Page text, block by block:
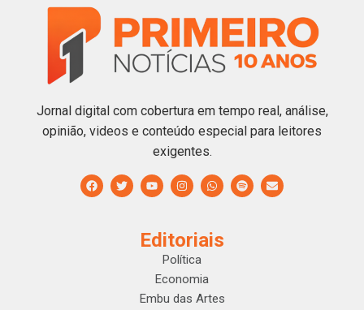
Jornal digital com cobertura em tempo real, análise,
opinião, videos e conteúdo especial para leitores
exigentes.
Editoriais
Política
Economia
Embu das Artes